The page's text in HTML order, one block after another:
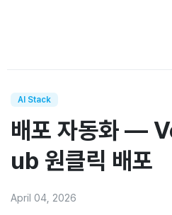
AI Stack
배포 자동화 —
ub 원클릭 배포
April 04, 2026